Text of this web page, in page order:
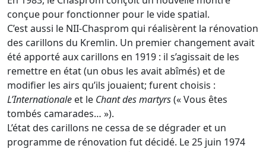
conçue pour fonctionner pour le vide spatial.
C’est aussi le NII-Chasprom qui réalisèrent la rénovation
des carillons du Kremlin. Un premier changement avait
été apporté aux carillons en 1919 : il s’agissait de les
remettre en état (un obus les avait abîmés) et de
modifier les airs qu’ils jouaient; furent choisis :
L’Internationale et le Chant des martyrs(« Vous êtes
tombés camarades… »).
L’état des carillons ne cessa de se dégrader et un
programme de rénovation fut décidé. Le 25 juin 1974